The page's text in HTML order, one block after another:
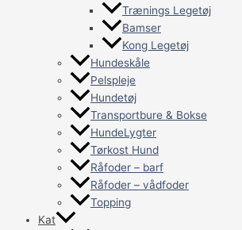
Trænings Legetøj
Bamser
Kong Legetøj
Hundeskåle
Pelspleje
Hundetøj
Transportbure & Bokse
HundeLygter
Tørkost Hund
Råfoder – barf
Råfoder – vådfoder
Topping
Kat